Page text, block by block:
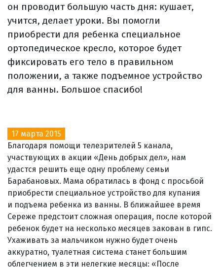
он проводит большую часть дня: кушает,
учится, делает уроки. Вы помогли
приобрести для ребенка специальное
ортопедическое кресло, которое будет
фиксировать его тело в правильном
положении, а также подъемное устройство
для ванны. Большое спасибо!
17 марта 2015
Благодаря помощи телезрителей 5 канала,
участвующих в акции «День добрых дел», нам
удастся решить еще одну проблему семьи
Барабановых. Мама обратилась в фонд с просьбой
приобрести специальное устройство для купания
и подъема ребенка из ванны. В ближайшее время
Сереже предстоит сложная операция, после которой
ребенок будет на несколько месяцев закован в гипс.
Ухаживать за мальчиком нужно будет очень
аккуратно, туалетная система станет большим
облегчением в эти нелегкие месяцы: «После